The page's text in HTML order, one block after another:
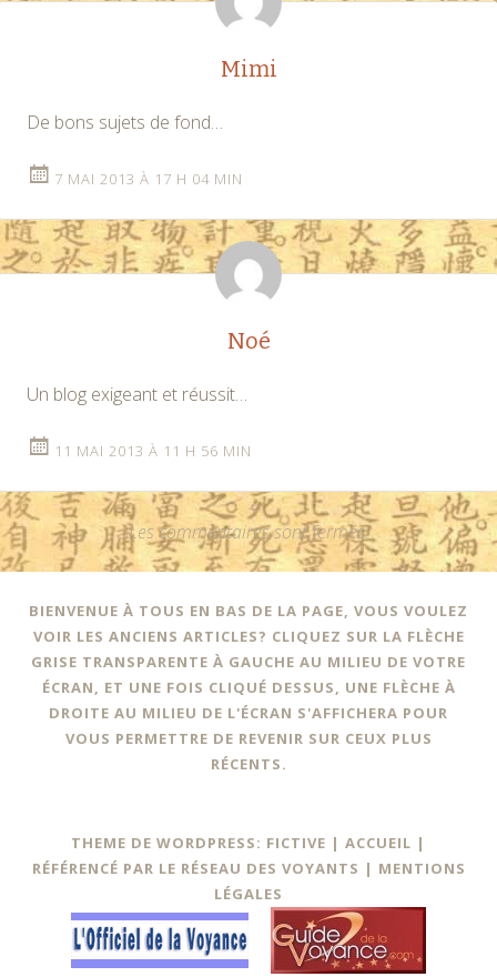
Mimi
De bons sujets de fond…
7 MAI 2013 À 17 H 04 MIN
Noé
Un blog exigeant et réussit…
11 MAI 2013 À 11 H 56 MIN
Les commentaires sont fermés.
BIENVENUE À TOUS EN BAS DE LA PAGE, VOUS VOULEZ
VOIR LES ANCIENS ARTICLES? CLIQUEZ SUR LA FLÈCHE
GRISE TRANSPARENTE À GAUCHE AU MILIEU DE VOTRE
ÉCRAN, ET UNE FOIS CLIQUÉ DESSUS, UNE FLÈCHE À
DROITE AU MILIEU DE L'ÉCRAN S'AFFICHERA POUR
VOUS PERMETTRE DE REVENIR SUR CEUX PLUS
RÉCENTS.
THEME DE WORDPRESS: FICTIVE | ACCUEIL |
RÉFÉRENCÉ PAR LE RÉSEAU DES VOYANTS | MENTIONS
LÉGALES